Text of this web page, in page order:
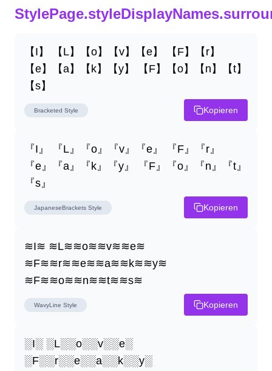
【I】 【L】【o】【v】【e】 【F】【r】
【e】【a】【k】【y】 【F】【o】【n】【t】
【s】
Bracketed Style Kopieren
『I』 『L』『o』『v』『e』 『F』『r』
『e』『a』『k』『y』 『F』『o』『n』『t』
『s』
JapaneseBrackets Style Kopieren
≋I≋ ≋L≋≋o≋≋v≋≋e≋
≋F≋≋r≋≋e≋≋a≋≋k≋≋y≋
≋F≋≋o≋≋n≋≋t≋≋s≋
WavyLine Style Kopieren
░I░ ░L░░o░░v░░e░
░F░░r░░e░░a░░k░░y░